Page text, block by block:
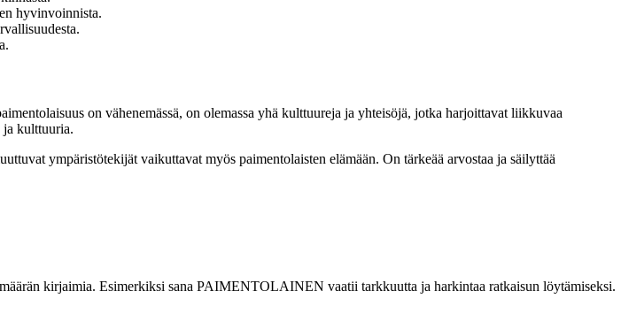
hyvinvoinnista.
on vähenemässä, on olemassa yhä kulttuureja ja yhteisöjä, jotka harjoittavat liikkuvaa
ja kulttuuria.
ympäristötekijät vaikuttavat myös paimentolaisten elämään. On tärkeää arvostaa ja säilyttää
kirjaimia. Esimerkiksi sana PAIMENTOLAINEN vaatii tarkkuutta ja harkintaa ratkaisun löytämiseksi.